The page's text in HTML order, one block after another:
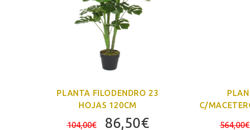
PLANTA FILODENDRO 23
HOJAS 120CM
104,00€
El
86,50€El
C/
564,00€